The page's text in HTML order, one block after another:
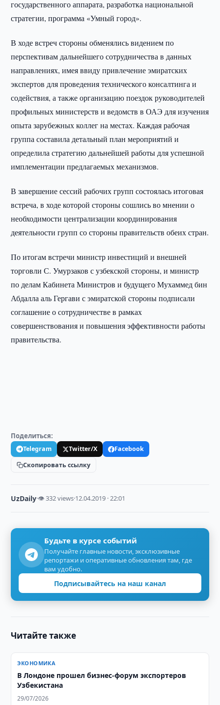
государственного аппарата, разработка национальной
стратегии, программа «Умный город».
В ходе встреч стороны обменялись видением по
перспективам дальнейшего сотрудничества в данных
направлениях, имея ввиду привлечение эмиратских
экспертов для проведения технического консалтинга и
содействия, а также организацию поездок руководителей
профильных министерств и ведомств в ОАЭ для изучения
опыта зарубежных коллег на местах. Каждая рабочая
группа составила детальный план мероприятий и
определила стратегию дальнейшей работы для успешной
имплементации предлагаемых механизмов.
В завершение сессий рабочих групп состоялась итоговая
встреча, в ходе которой стороны сошлись во мнении о
необходимости централизации координирования
деятельности групп со стороны правительств обеих стран.
По итогам встречи министр инвестиций и внешней
торговли С. Умурзаков с узбекской стороны, и министр
по делам Кабинета Министров и будущего Мухаммед бин
Абдалла аль Гергави с эмиратской стороны подписали
соглашение о сотрудничестве в рамках
совершенствования и повышения эффективности работы
правительства.
Поделиться:
Telegram Twitter/X
Facebook
Скопировать ссылку
UzDaily·👁 332 views·12.04.2019 · 22:01
Будьте в курсе событий
Получайте главные новости, эксклюзивные
репортажи и оперативные обновления там, где
вам удобно.
Подписывайтесь на наш канал
Читайте также
ЭКОНОМИКА
В Лондоне прошел бизнес-форум экспортеров
Узбекистана
29/07/2026